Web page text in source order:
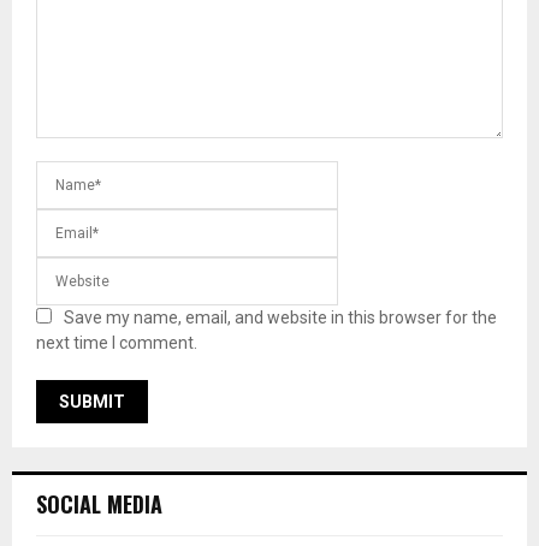
Save my name, email, and website in this browser for the
next time I comment.
SOCIAL MEDIA